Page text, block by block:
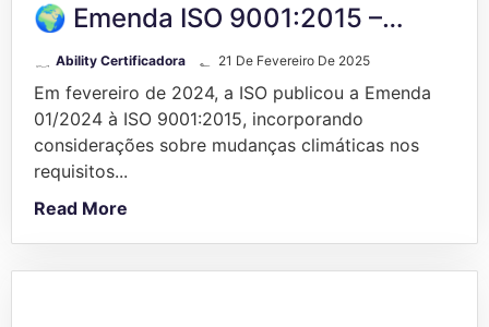
🌍 Emenda ISO 9001:2015 –…
Ability Certificadora 21 De Fevereiro De 2025
Em fevereiro de 2024, a ISO publicou a Emenda
01/2024 à ISO 9001:2015, incorporando
considerações sobre mudanças climáticas nos
requisitos...
Read More